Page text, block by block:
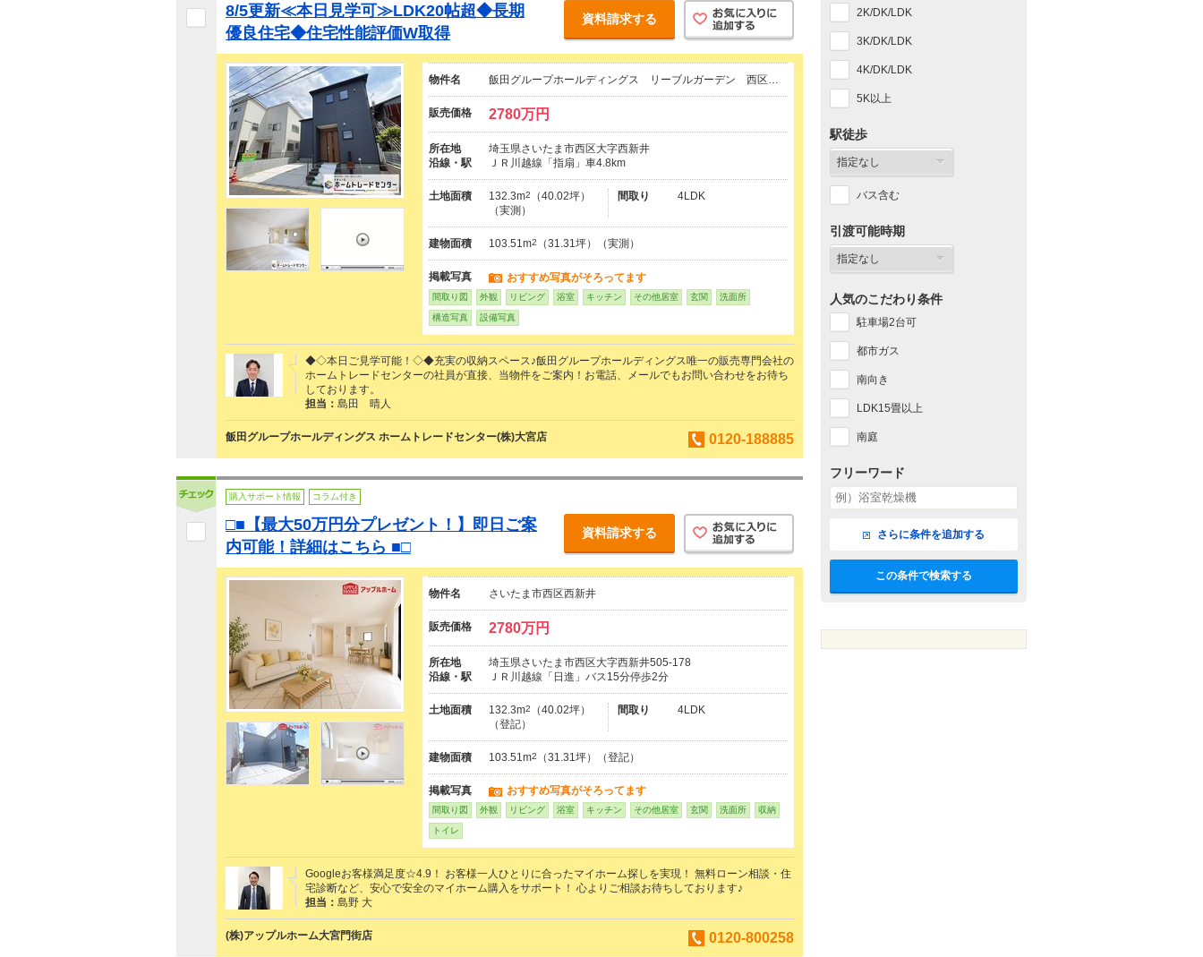
8/5更新≪本日見学可≫LDK20帖超◆長期
優良住宅◆住宅性能評価W取得
資料請求する
物件名 飯田グループホールディングス リーブルガーデン 西区…
販売価格 2780万円
所在地
埼玉県さいたま市西区大字西新井
沿線・駅
ＪＲ川越線「指扇」車4.8km
土地面積 132.3m2
（40.02坪）
（実測）
間取り 4LDK
建物面積 103.51m2 （31.31坪）（実測）
掲載写真 おすすめ写真がそろってます
間取り図 外観 リビング 浴室 キッチン その他居室 玄関 洗面所
構造写真 設備写真
◆◇本日ご見学可能！◇◆充実の収納スペース♪飯田グループホールディングス唯一の販売専門会社の
ホームトレードセンターの社員が直接、当物件をご案内！お電話、メールでもお問い合わせをお待ち
しております。
担当： 島田 晴人
飯田グループホールディングス ホームトレードセンター(株)大宮店 0120-188885
購入サポート情報 コラム付き
□■【最大50万円分プレゼント！】即日ご案
内可能！詳細はこちら ■□
資料請求する
物件名 さいたま市西区西新井
販売価格 2780万円
所在地
埼玉県さいたま市西区大字西新井505-178
沿線・駅
ＪＲ川越線「日進」バス15分停歩2分
土地面積 132.3m2
（40.02坪）
（登記）
間取り 4LDK
建物面積 103.51m2 （31.31坪）（登記）
掲載写真 おすすめ写真がそろってます
間取り図 外観 リビング 浴室 キッチン その他居室 玄関 洗面所 収納
トイレ
Googleお客様満足度☆4.9！ お客様一人ひとりに合ったマイホーム探しを実現！ 無料ローン相談・住
宅診断など、安心で安全のマイホーム購入をサポート！ 心よりご相談お待ちしております♪
担当： 島野 大
(株)アップルホーム大宮門街店 0120-800258
2K/DK/LDK
3K/DK/LDK
4K/DK/LDK
5K以上
駅徒歩
バス含む
引渡可能時期
人気のこだわり条件
駐車場2台可
都市ガス
南向き
LDK15畳以上
南庭
フリーワード
さらに条件を追加する
この条件で検索する